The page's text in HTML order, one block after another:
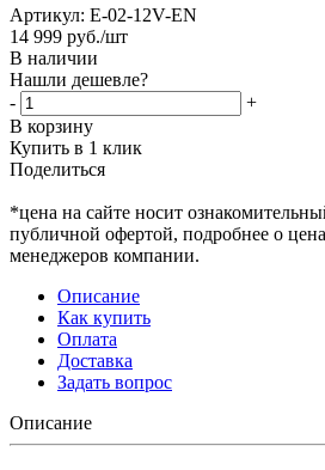
Артикул: Е-02-12V-EN
14 999 руб./шт
В наличии
Нашли дешевле?
-
+
В корзину
Купить в 1 клик
Поделиться
*цена на сайте носит
публичной офертой, подробнее о
менеджеров компании.
Описание
Как купить
Оплата
Доставка
Задать вопрос
Описание